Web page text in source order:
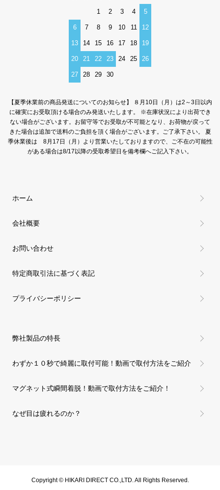
1 2 3 4 5
6 7 8 9 10 11 12
13 14 15 16 17 18 19
20 21 22 23 24 25 26
27 28 29 30
【夏季休業前の商品発送についてのお知らせ】 ８月10日（月）は2～3日以内
に確実にお受取頂ける場合のみ発送いたします。 ※在庫状況により出荷でき
ない場合がございます。お留守等でお受取が不可能となり、お荷物が戻って
きた場合は追加で送料のご負担を頂く場合がございます。ご了承下さい。 夏
季休業後は 8月17日（月）より営業いたしておりますので、ご不在の可能性
がある場合は8/17以降の受取希望日を備考欄へご記入下さい。
ホーム
会社概要
お問い合わせ
特定商取引法に基づく表記
プライバシーポリシー
弊社製品の特長
わずか１０秒で綺麗に取付可能！動画で取付方法をご紹介
マグネット式瞬間着脱！動画で取付方法をご紹介！
なぜ目は疲れるのか？
Copyright © HIKARI DIRECT CO.,LTD. All Rights Reserved.